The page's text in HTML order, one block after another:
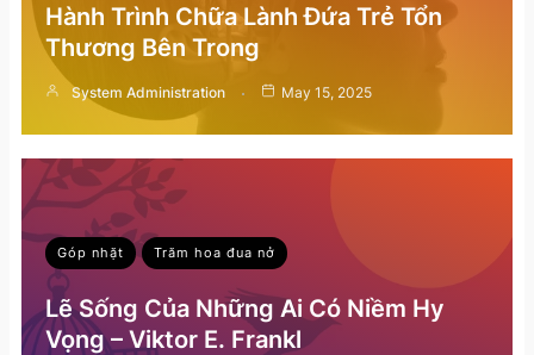
Hành Trình Chữa Lành Đứa Trẻ Tổn
Thương Bên Trong
System Administration May 15, 2025
Góp nhặt Trăm hoa đua nở
Lẽ Sống Của Những Ai Có Niềm Hy
Vọng – Viktor E. Frankl